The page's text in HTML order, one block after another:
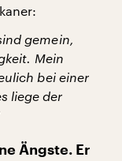
gemein,
Mein
bei einer
liege der
Ängste. Er